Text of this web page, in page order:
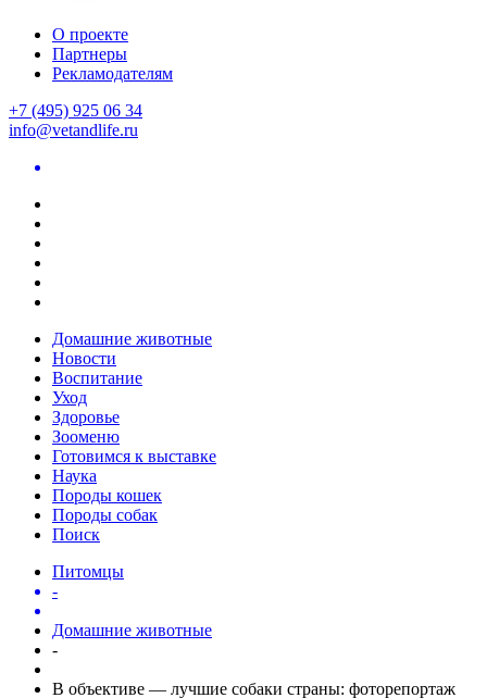
О проекте
Партнеры
Рекламодателям
+7 (495) 925 06 34
info@vetandlife.ru
Домашние животные
Новости
Воспитание
Уход
Здоровье
Зооменю
Готовимся к выставке
Наука
Породы кошек
Породы собак
Поиск
Питомцы
-
Домашние животные
-
В объективе — лучшие собаки страны: фоторепортаж